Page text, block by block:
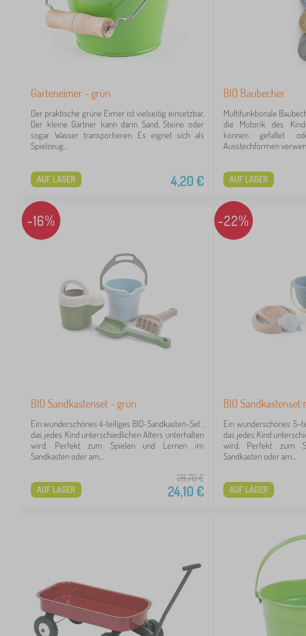
Garteneimer - grün
Der praktische grüne Eimer ist vielseitig einsetzbar.
Der kleine Gärtner kann darin Sand, Steine oder
sogar Wasser transportieren. Es eignet sich als
Spielzeug...
4,20€
AUF LAGER
BIO Baubecher
Multifunktionale
die Motorik des
können gefaltet
Ausstechformen
AUF LAGER
-16%
BIO Sandkastenset - grün
Ein wunderschönes 4-teiliges BIO-Sandkasten-Set ,
das jedes Kind unterschiedlichen Alters unterhalten
wird. Perfekt zum Spielen und Lernen im
Sandkasten oder am...
28,70€
24,10€
AUF LAGER
-22%
BIO Sandkastenset
Ein wunderschönes 5-
das jedes Kind
wird. Perfekt zum
Sandkasten oder am...
AUF LAGER